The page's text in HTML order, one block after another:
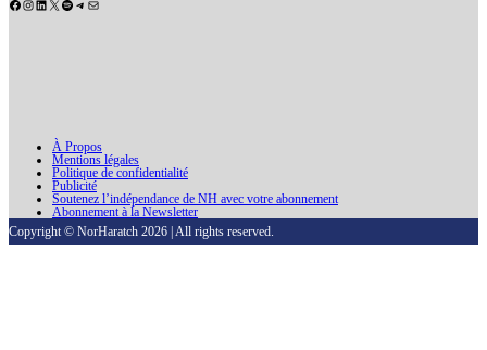
Facebook
Instagram
LinkedIn
X Spotify
Telegram
E-
À Propos
Mentions légales
Politique de confidentialité
Publicité
Soutenez l’indépendance de NH avec votre abonnement
Abonnement à la Newsletter
Copyright © NorHaratch 2026 | All rights reserved.